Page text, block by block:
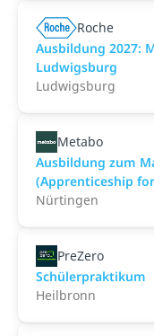
Roche
Ausbildung 2027:
Ludwigsburg
Ludwigsburg
Metabo
Ausbildung zum
(Apprenticeship
Nürtingen
PreZero
Schülerpraktikum
Heilbronn